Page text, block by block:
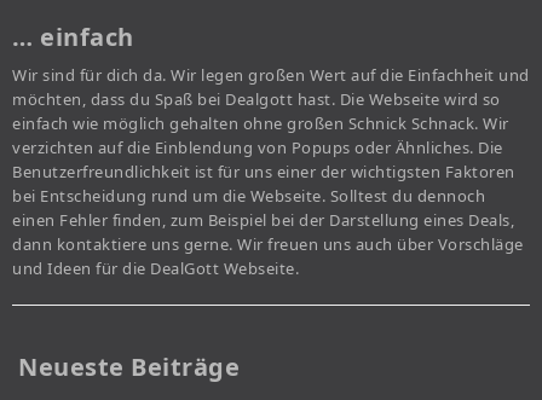
… einfach
Wir sind für dich da. Wir legen großen Wert auf die Einfachheit und
möchten, dass du Spaß bei Dealgott hast. Die Webseite wird so
einfach wie möglich gehalten ohne großen Schnick Schnack. Wir
verzichten auf die Einblendung von Popups oder Ähnliches. Die
Benutzerfreundlichkeit ist für uns einer der wichtigsten Faktoren
bei Entscheidung rund um die Webseite. Solltest du dennoch
einen Fehler finden, zum Beispiel bei der Darstellung eines Deals,
dann kontaktiere uns gerne. Wir freuen uns auch über Vorschläge
und Ideen für die DealGott Webseite.
Neueste Beiträge